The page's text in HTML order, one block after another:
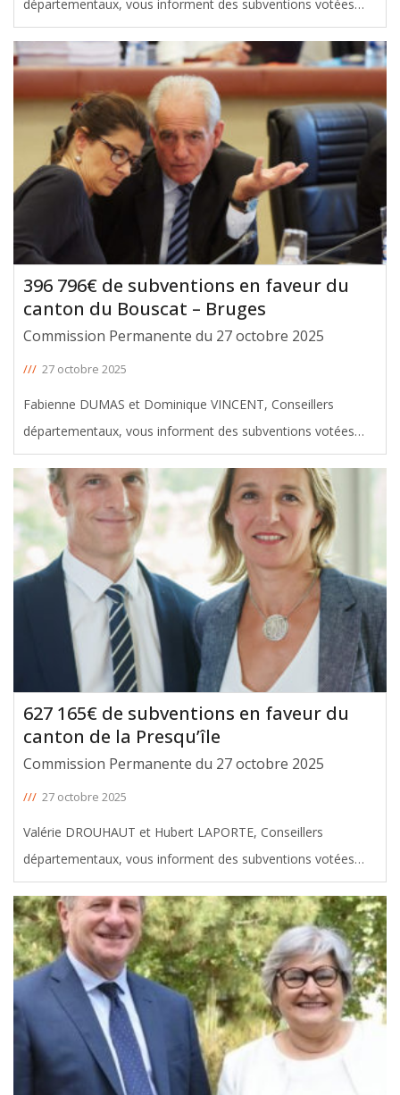
départementaux, vous informent des subventions votées
avec leur soutien en faveur du canton de Bordeaux II, lors de
la Commission Permanente du 27 octobre 2025. Le montant
total de ces aides
396 796€ de subventions en faveur du
canton du Bouscat – Bruges
Commission Permanente du 27 octobre 2025
/// 27 octobre 2025
Fabienne DUMAS et Dominique VINCENT, Conseillers
départementaux, vous informent des subventions votées
avec leur soutien en faveur du canton du Bouscat – Bruges,
lors de la Commission permanente du 27 octobre 2025. Le
montant total de ces [ … ]
627 165€ de subventions en faveur du
canton de la Presqu’île
Commission Permanente du 27 octobre 2025
/// 27 octobre 2025
Valérie DROUHAUT et Hubert LAPORTE, Conseillers
départementaux, vous informent des subventions votées
avec leur soutien en faveur du canton de la Presqu’île, lors de
la Commission Permanente du 27 Octobre 2025. Le montant
total de ces aides[ … ]